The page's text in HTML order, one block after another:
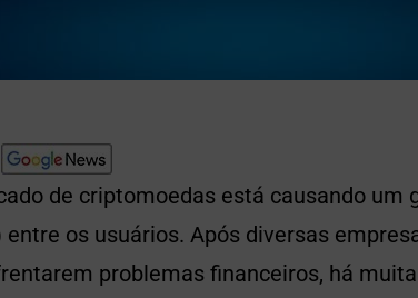
de criptomoedas está causando um
os usuários. Após diversas
problemas financeiros, há